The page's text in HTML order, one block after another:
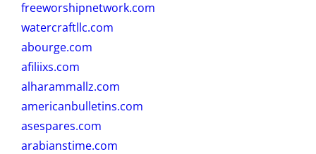
freeworshipnetwork.com
watercraftllc.com
abourge.com
afiliixs.com
alharammallz.com
americanbulletins.com
asespares.com
arabianstime.com